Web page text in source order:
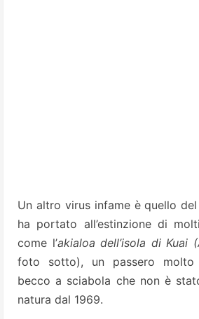
Un altro virus infame è quello
ha portato all’estinzione di
come l’akialoa dell’isola di Kuai
foto sotto), un passero
becco a sciabola che non è
natura dal 1969.